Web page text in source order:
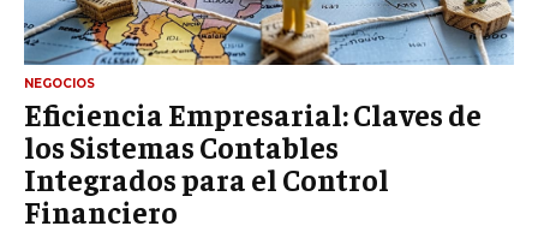
NEGOCIOS
Eficiencia Empresarial: Claves de
los Sistemas Contables
Integrados para el Control
Financiero